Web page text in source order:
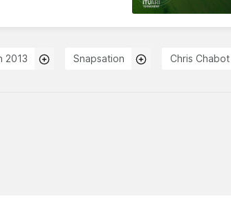
2013 Snapsation Chris Chabot